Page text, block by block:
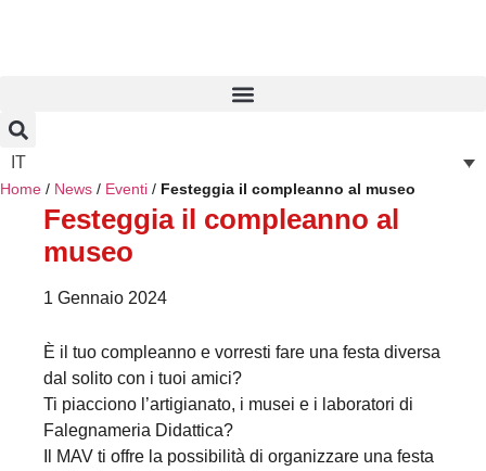
IT
Home / News / Eventi / Festeggia il compleanno al museo
Festeggia il compleanno al
museo
1 Gennaio 2024
È il tuo compleanno e vorresti fare una festa diversa
dal solito con i tuoi amici?
Ti piacciono l’artigianato, i musei e i laboratori di
Falegnameria Didattica?
Il MAV ti offre la possibilità di organizzare una festa